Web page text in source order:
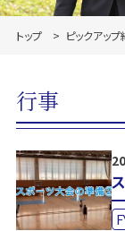
トップ ピックアッ
行事